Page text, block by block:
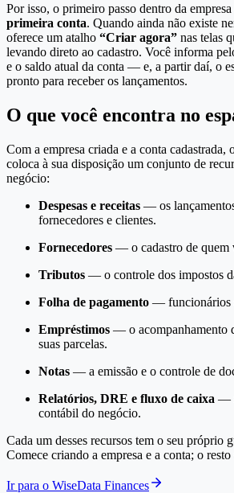
Por isso, o primeiro passo dentro da empresa
primeira conta. Quando ainda não existe
oferece um atalho “Criar agora” nas telas
levando direto ao cadastro. Você informa
e o saldo atual da conta — e, a partir daí, o
pronto para receber os lançamentos.
O que você encontra no
Com a empresa criada e a conta cadastrada,
coloca à sua disposição um conjunto de
negócio:
Despesas e receitas — os
fornecedores e clientes.
Fornecedores — o cadastro de quem
Tributos — o controle dos impostos
Folha de pagamento — funcionários
Empréstimos — o acompanhamento
suas parcelas.
Notas — a emissão e o controle de
Relatórios, DRE e fluxo de caixa —
contábil do negócio.
Cada um desses recursos tem o seu próprio
Comece criando a empresa e a conta; o
Ir para o WiseData Finances